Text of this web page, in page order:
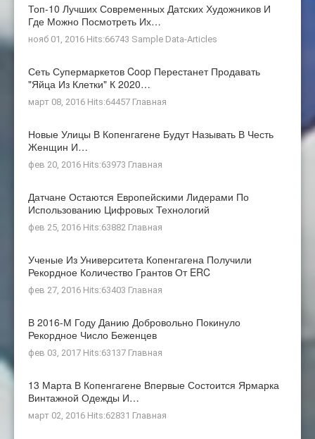
Топ-10 Лучших Современных Датских Художников И
Где Можно Посмотреть Их…
нояб 01, 2016 Hits:66743 Sample Data-Articles
Сеть Супермаркетов Coop Перестанет Продавать
"яйца Из Клетки" К 2020…
март 08, 2016 Hits:64457 Главная
Новые Улицы В Копенгагене Будут Называть В Честь
Женщин И…
фев 20, 2016 Hits:63973 Главная
Датчане Остаются Европейскими Лидерами По
Использованию Цифровых Технологий
фев 25, 2016 Hits:63882 Главная
Ученые Из Университета Копенгагена Получили
Рекордное Количество Грантов От ERC
фев 27, 2016 Hits:63403 Главная
В 2016-М Году Данию Добровольно Покинуло
Рекордное Число Беженцев
фев 03, 2017 Hits:63137 Главная
13 Марта В Копенгагене Впервые Состоится Ярмарка
Винтажной Одежды И…
март 02, 2016 Hits:62831 Главная